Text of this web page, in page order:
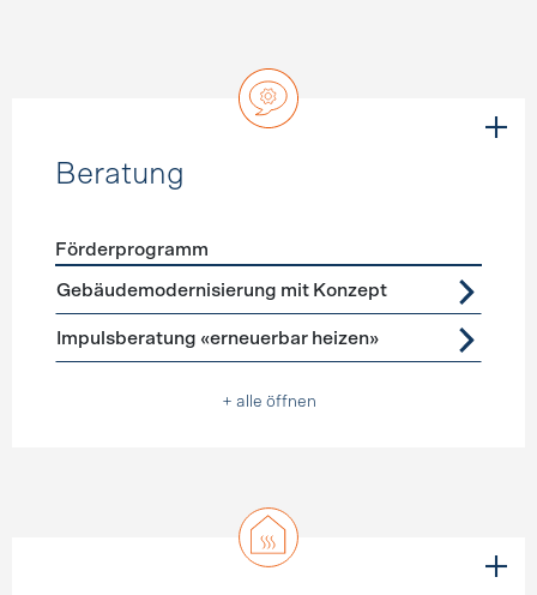
Beratung
Förderprogramme Beratung
Förderprogramm
Gebäudemodernisierung mit Konzept
Impulsberatung «erneuerbar heizen»
+ alle öffnen